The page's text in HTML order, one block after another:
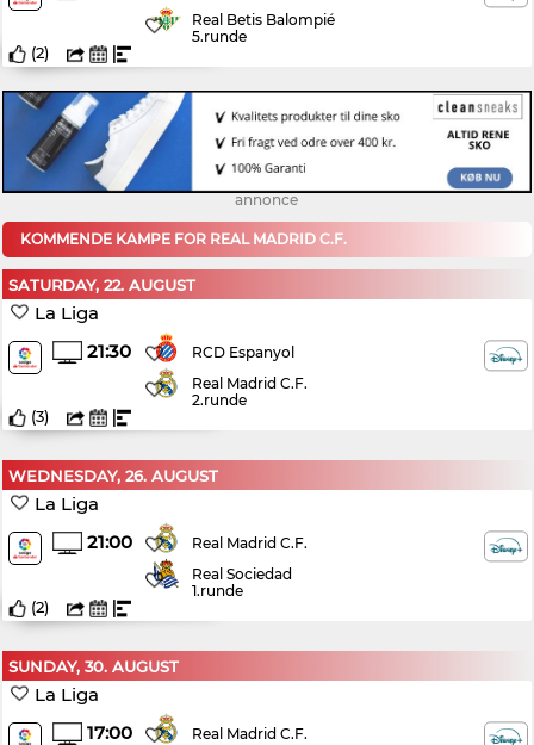
Real Betis Balompié
5.runde
(2)
annonce
KOMMENDE KAMPE FOR REAL MADRID C.F.
SATURDAY, 22. AUGUST
La Liga
21:30
RCD Espanyol
Real Madrid C.F.
2.runde
(3)
WEDNESDAY, 26. AUGUST
La Liga
21:00
Real Madrid C.F.
Real Sociedad
1.runde
(2)
SUNDAY, 30. AUGUST
La Liga
17:00
Real Madrid C.F.